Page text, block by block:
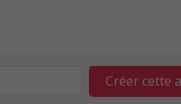
Créer cette